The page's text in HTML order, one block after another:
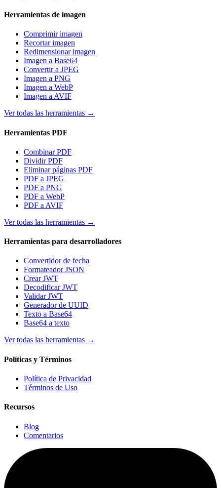
Herramientas de imagen
Comprimir imagen
Recortar imagen
Redimensionar imagen
Imagen a Base64
Convertir a JPEG
Imagen a PNG
Imagen a WebP
Imagen a AVIF
Ver todas las herramientas →
Herramientas PDF
Combinar PDF
Dividir PDF
Eliminar páginas PDF
PDF a JPEG
PDF a PNG
PDF a WebP
PDF a AVIF
Ver todas las herramientas →
Herramientas para desarrolladores
Convertidor de fecha
Formateador JSON
Crear JWT
Decodificar JWT
Validar JWT
Generador de UUID
Texto a Base64
Base64 a texto
Ver todas las herramientas →
Políticas y Términos
Política de Privacidad
Términos de Uso
Recursos
Blog
Comentarios